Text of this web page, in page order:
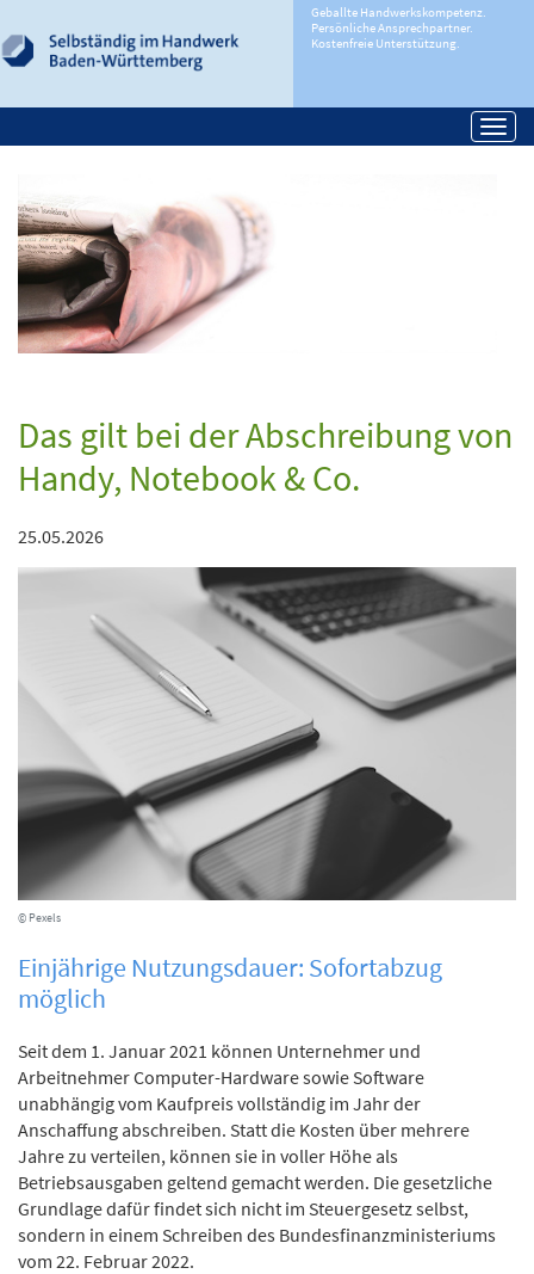
Geballte Handwerkskompetenz.
Persönliche Ansprechpartner.
Kostenfreie Unterstützung.
Das gilt bei der Abschreibung von
Handy, Notebook & Co.
25.05.2026
© Pexels
Einjährige Nutzungsdauer: Sofortabzug
möglich
Seit dem 1. Januar 2021 können Unternehmer und
Arbeitnehmer Computer-Hardware sowie Software
unabhängig vom Kaufpreis vollständig im Jahr der
Anschaffung abschreiben. Statt die Kosten über mehrere
Jahre zu verteilen, können sie in voller Höhe als
Betriebsausgaben geltend gemacht werden. Die gesetzliche
Grundlage dafür findet sich nicht im Steuergesetz selbst,
sondern in einem Schreiben des Bundesfinanzministeriums
vom 22. Februar 2022.